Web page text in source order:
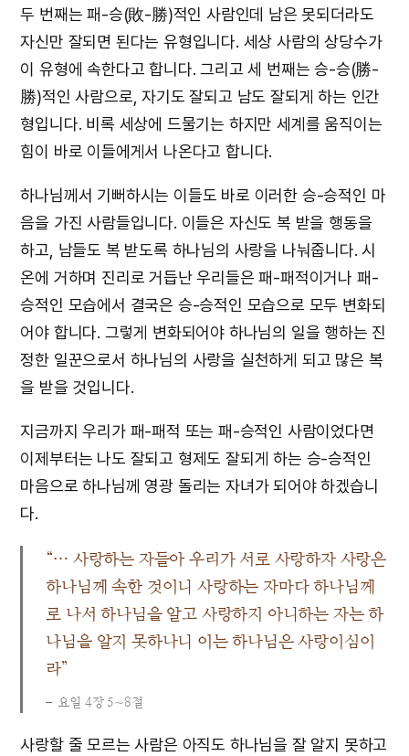
두 번째는 패-승(敗-勝)적인 사람인데 남은 못되더라도
자신만 잘되면 된다는 유형입니다. 세상 사람의 상당수가
이 유형에 속한다고 합니다. 그리고 세 번째는 승-승(勝-
勝)적인 사람으로, 자기도 잘되고 남도 잘되게 하는 인간
형입니다. 비록 세상에 드물기는 하지만 세계를 움직이는
힘이 바로 이들에게서 나온다고 합니다.
하나님께서 기뻐하시는 이들도 바로 이러한 승-승적인 마
음을 가진 사람들입니다. 이들은 자신도 복 받을 행동을
하고, 남들도 복 받도록 하나님의 사랑을 나눠줍니다. 시
온에 거하며 진리로 거듭난 우리들은 패-패적이거나 패-
승적인 모습에서 결국은 승-승적인 모습으로 모두 변화되
어야 합니다. 그렇게 변화되어야 하나님의 일을 행하는 진
정한 일꾼으로서 하나님의 사랑을 실천하게 되고 많은 복
을 받을 것입니다.
지금까지 우리가 패-패적 또는 패-승적인 사람이었다면
이제부터는 나도 잘되고 형제도 잘되게 하는 승-승적인
마음으로 하나님께 영광 돌리는 자녀가 되어야 하겠습니
다.
“… 사랑하는 자들아 우리가 서로 사랑하자 사랑은
하나님께 속한 것이니 사랑하는 자마다 하나님께
로 나서 하나님을 알고 사랑하지 아니하는 자는 하
나님을 알지 못하나니 이는 하나님은 사랑이심이
라”
요일 4장 5∼8절
사랑할 줄 모르는 사람은 아직도 하나님을 잘 알지 못하고